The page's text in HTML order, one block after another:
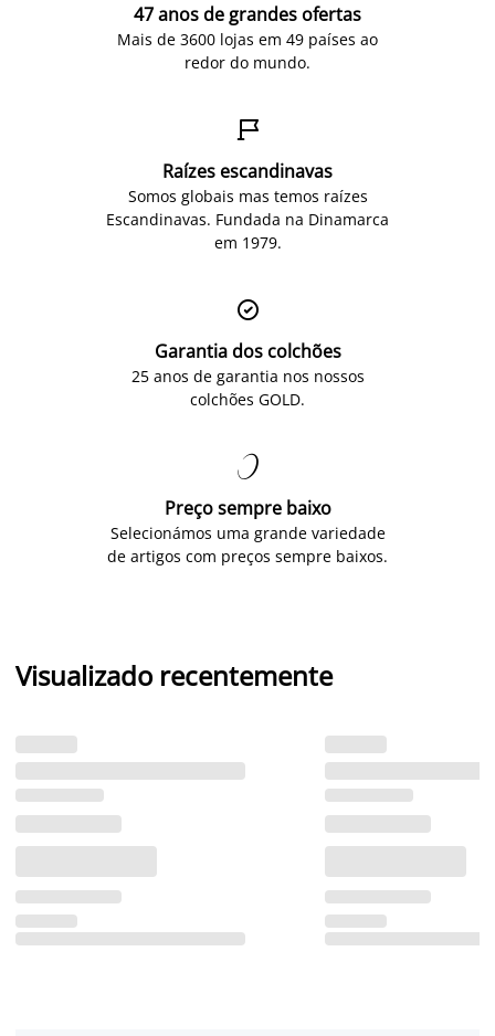
47 anos de grandes ofertas
Mais de 3600 lojas em 49 países ao
redor do mundo.

Raízes escandinavas
Somos globais mas temos raízes
Escandinavas. Fundada na Dinamarca
em 1979.

Garantia dos colchões
25 anos de garantia nos nossos
colchões GOLD.

Preço sempre baixo
Selecionámos uma grande variedade
de artigos com preços sempre baixos.
Visualizado recentemente